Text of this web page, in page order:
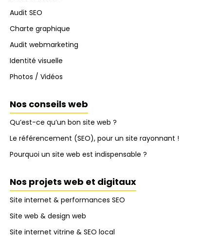
Audit SEO
Charte graphique
Audit webmarketing
Identité visuelle
Photos / Vidéos
Nos conseils web
Qu’est-ce qu’un bon site web ?
Le référencement (SEO), pour un site rayonnant !
Pourquoi un site web est indispensable ?
Nos projets web et digitaux
Site internet & performances SEO
Site web & design web
Site internet vitrine & SEO local